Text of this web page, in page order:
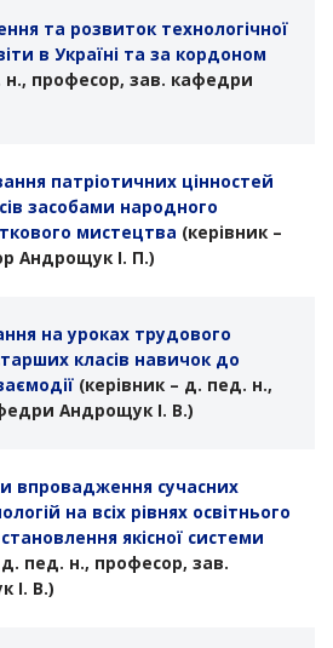
та розвиток технологічної
в Україні та за кордоном
н., професор, зав. кафедри
патріотичних цінностей
засобами народного
мистецтва (керівник –
Андрощук І. П.)
на уроках трудового
класів навичок до
(керівник – д. пед. н.,
Андрощук І. В.)
впровадження сучасних
на всіх рівнях освітнього
якісної системи
д. пед. н., професор, зав.
І. В.)